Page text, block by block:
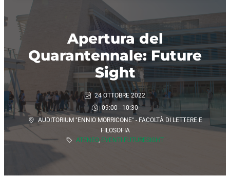
Apertura del
Quarantennale: Future
Sight
24 OTTOBRE 2022
09:00 - 10:30
AUDITORIUM "ENNIO MORRICONE" - FACOLTÀ DI LETTERE E
FILOSOFIA
ATENEO, EVENTI FUTURESIGHT